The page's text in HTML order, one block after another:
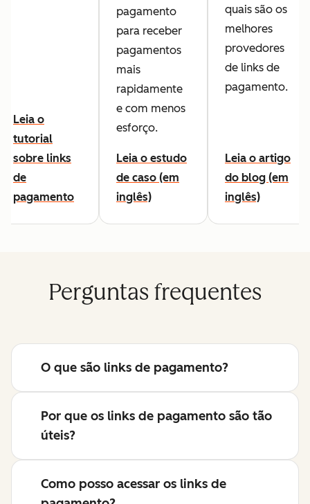
Leia o
tutorial
sobre links
de
pagamento
pagamento
para receber
pagamentos
mais
rapidamente
e com menos
esforço.
Leia o estudo
de caso (em
inglês)
quais são os
melhores
provedores
de links de
pagamento.
Leia o artigo
do blog (em
inglês)
Perguntas frequentes
O que são links de pagamento?
Por que os links de pagamento são tão
úteis?
Como posso acessar os links de